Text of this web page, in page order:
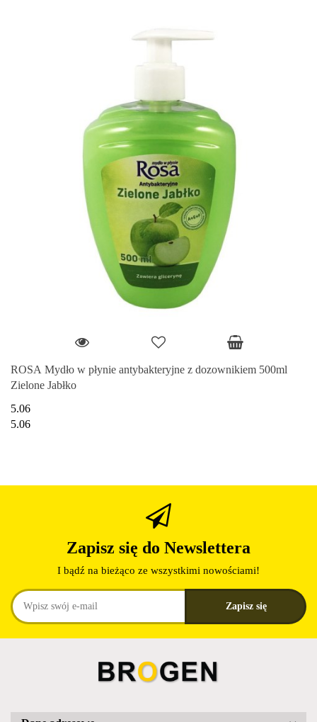
ROSA Mydło w płynie antybakteryjne z dozownikiem 500ml
Zielone Jabłko
5.06
5.06
Zapisz się do Newslettera
I bądź na bieżąco ze wszystkimi nowościami!